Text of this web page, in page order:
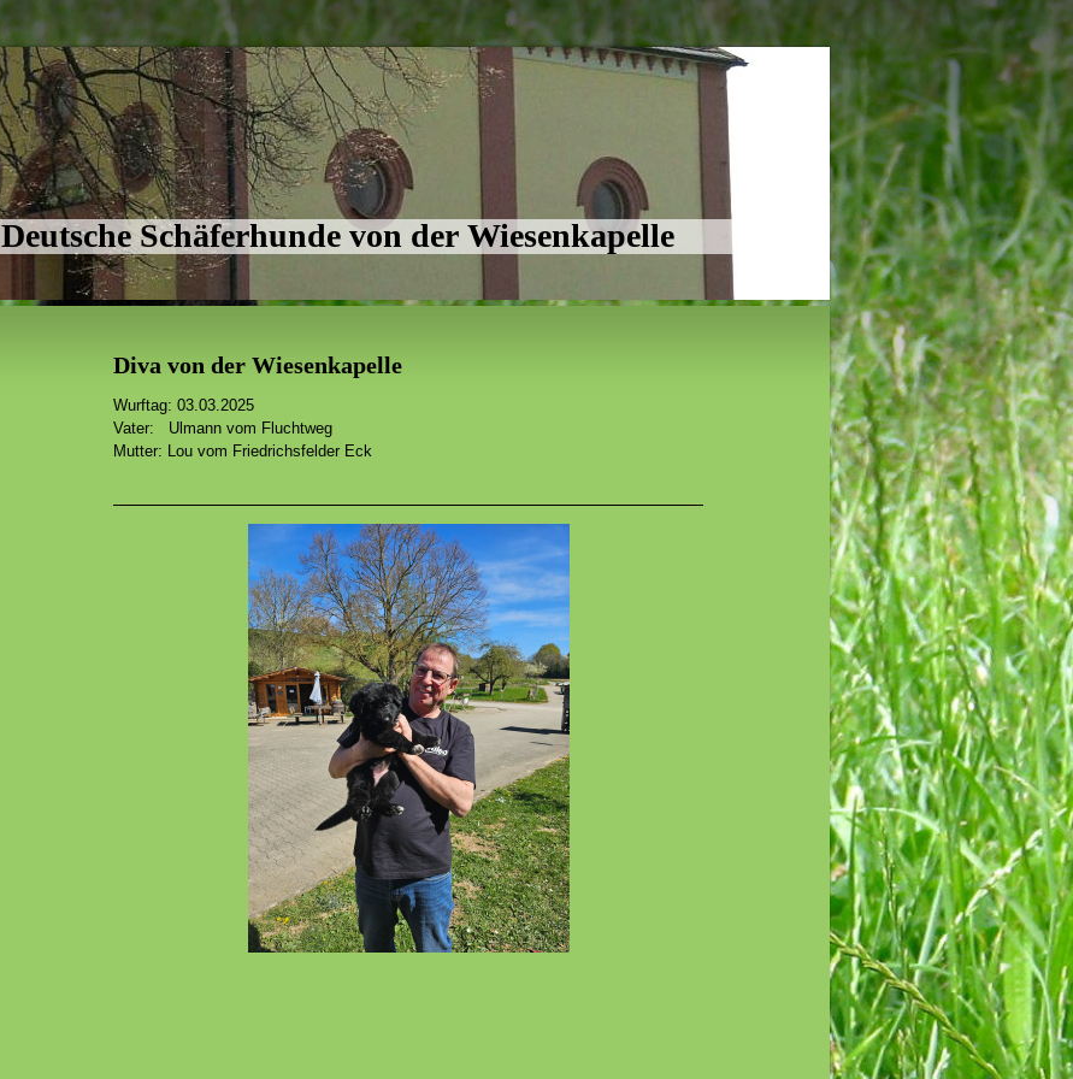
Deutsche Schäferhunde von der Wiesenkapelle
Diva von der Wiesenkapelle
Wurftag: 03.03.2025
Vater: Ulmann vom Fluchtweg
Mutter: Lou vom Friedrichsfelder Eck